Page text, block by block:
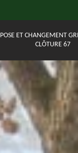
POSE ET CHANGEMENT
CLÔTURE 67